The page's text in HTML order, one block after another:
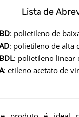
Lista de
: polietileno de
: polietileno de alta
: polietileno linear
: etileno acetato de